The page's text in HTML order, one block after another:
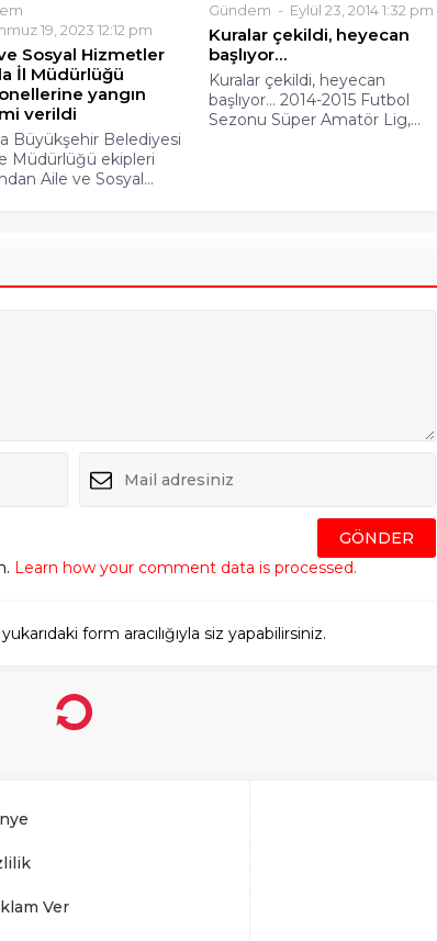
19, 2023 12:12 pm
Sosyal Hizmetler
İl Müdürlüğü
yangın
verildi
Büyükşehir Belediyesi
Müdürlüğü ekipleri
Aile ve Sosyal...
Gündem Eylül 23, 2014 1:32 pm
Kuralar çekildi, heyecan
başlıyor…
Kuralar çekildi, heyecan
başlıyor… 2014-2015 Futbol
Sezonu Süper Amatör Lig,...
Learn how your comment data is processed.
form aracılığıyla siz yapabilirsiniz.
Ver